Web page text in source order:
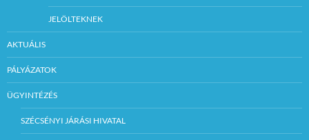
JELÖLTEKNEK
AKTUÁLIS
PÁLYÁZATOK
ÜGYINTÉZÉS
SZÉCSÉNYI JÁRÁSI HIVATAL